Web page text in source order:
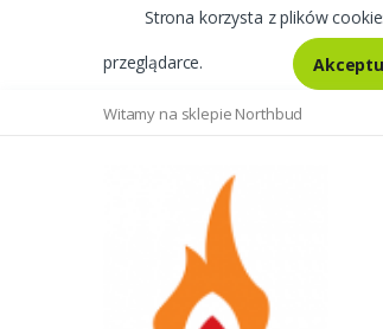
Strona korzysta z plików
przeglądarce.
Witamy na sklepie Northbud